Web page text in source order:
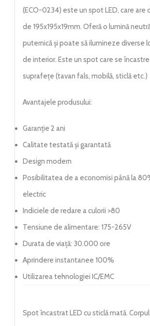
(ECO-0234) este un spot LED, care are
de 195x195x19mm. Oferă o lumină
puternică și poate să ilumineze diverse
de interior. Este un spot care se
suprafețe (tavan fals, mobilă, sticlă etc.)
Avantajele produsului:
Garanție 2 ani
Calitate testată și garantată
Design modern
Posibilitatea de a economisi până la
electric
Indiciele de redare a culorii >80
Tensiune de alimentare: 175-265V
Durata de viață: 30.000 ore
Aprindere instantanee 100%
Utilizarea tehnologiei IC/EMC
Spot încastrat LED cu sticlă mată.